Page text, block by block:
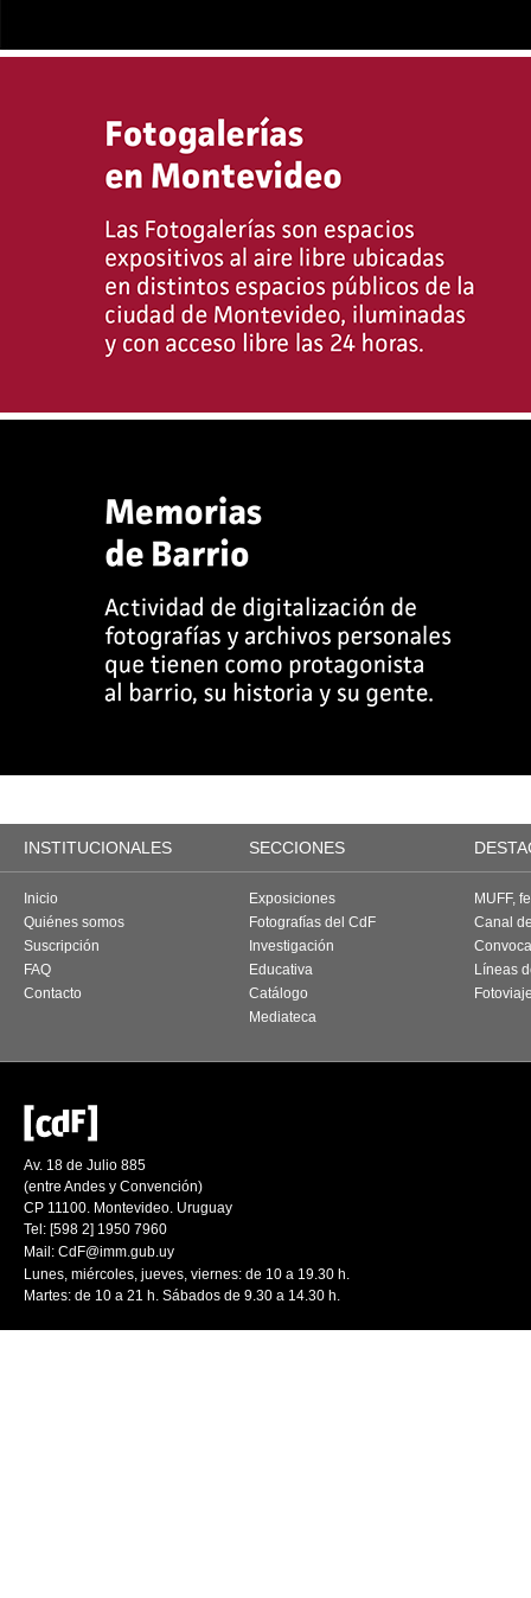
INSTITUCIONALES SECCIONES
Inicio
Quiénes somos
Suscripción
FAQ
Contacto
Exposiciones
Fotografías del CdF
Investigación
Educativa
Catálogo
Mediateca
MUFF,
Canal
Líneas
Av. 18 de Julio 885
(entre Andes y Convención)
CP 11100. Montevideo. Uruguay
Tel: [598 2] 1950 7960
Mail: CdF@imm.gub.uy
Lunes, miércoles, jueves, viernes: de 10 a 19.30 h.
Martes: de 10 a 21 h. Sábados de 9.30 a 14.30 h.